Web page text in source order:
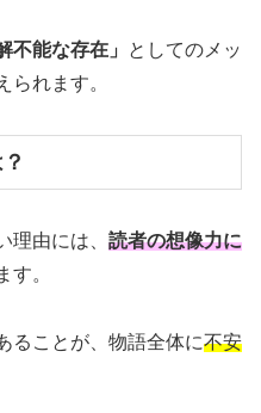
不能な存在」
としてのメッ
られます。
理由には、 読者の想像力に
す。
ることが、物語全体に不安